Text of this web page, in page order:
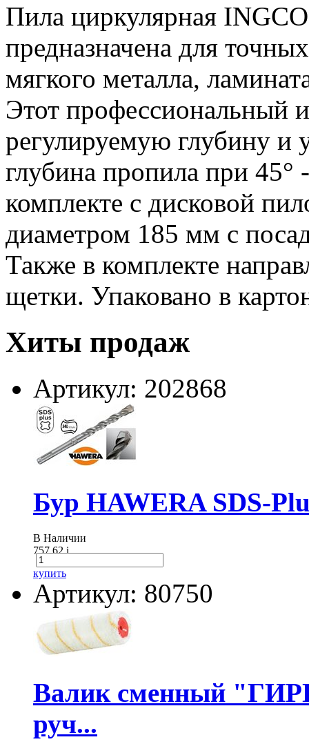
Пила циркулярная
предназначена для
мягкого металла,
Этот профессиональный
регулируемую глубину и
глубина пропила при
комплекте с дисковой
диаметром 185 мм с
Также в комплекте
щетки. Упаковано в
Хиты продаж
Артикул: 202868
Бур HAWERA SDS-
В Наличии
757.62i
купить
Артикул: 80750
Валик сменный
руч...